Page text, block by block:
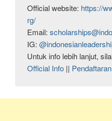
Official website: https://
rg/
Email:
IG:
Official Info || Pendaftaran